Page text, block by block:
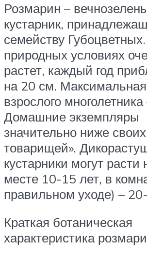
Розмарин –
кустарник,
семейству
природных условиях
растет, каждый год
на 20 см.
взрослого
Домашние экземпляры
значительно ниже
товарищей».
кустарники могут расти
месте 10-15 лет, в
правильном уходе) –
Краткая ботаническая
характеристика